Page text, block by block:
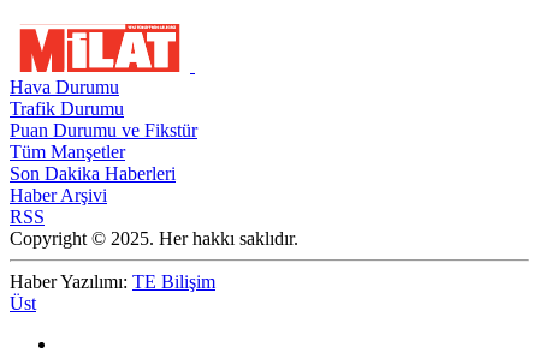
Hava Durumu
Trafik Durumu
Puan Durumu ve Fikstür
Tüm Manşetler
Son Dakika Haberleri
Haber Arşivi
RSS
Copyright © 2025. Her hakkı saklıdır.
Haber Yazılımı: TE Bilişim
Üst